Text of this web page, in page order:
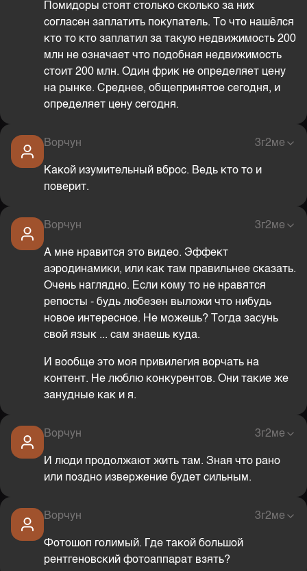
Помидоры стоят столько сколько за них
согласен заплатить покупатель. То что нашёлся
кто то кто заплатил за такую недвижимость 200
млн не означает что подобная недвижимость
стоит 200 млн. Один фрик не определяет цену
на рынке. Среднее, общепринятое сегодня, и
определяет цену сегодня.
Ворчун 3г2ме
Какой изумительный вброс. Ведь кто то и
поверит.
Ворчун 3г2ме
А мне нравится это видео. Эффект
аэродинамики, или как там правильнее сказать.
Очень наглядно. Если кому то не нравятся
репосты - будь любезен выложи что нибудь
новое интересное. Не можешь? Тогда засунь
свой язык ... сам знаешь куда.
И вообще это моя привилегия ворчать на
контент. Не люблю конкурентов. Они такие же
занудные как и я.
Ворчун 3г2ме
И люди продолжают жить там. Зная что рано
или поздно извержение будет сильным.
Ворчун 3г2ме
Фотошоп голимый. Где такой большой
рентгеновский фотоаппарат взять?